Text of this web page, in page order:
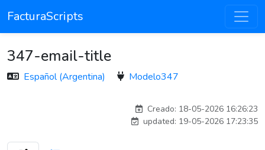
FacturaScripts
347-email-title
Español (Argentina) Modelo347
Creado: 18-05-2026 16:26:23
updated: 19-05-2026 17:23:35